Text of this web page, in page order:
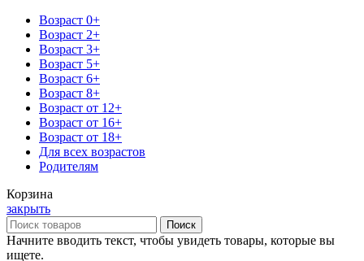
Возраст 0+
Возраст 2+
Возраст 3+
Возраст 5+
Возраст 6+
Возраст 8+
Возраст от 12+
Возраст от 16+
Возраст от 18+
Для всех возрастов
Родителям
Корзина
закрыть
Поиск
Начните вводить текст, чтобы увидеть товары, которые вы
ищете.